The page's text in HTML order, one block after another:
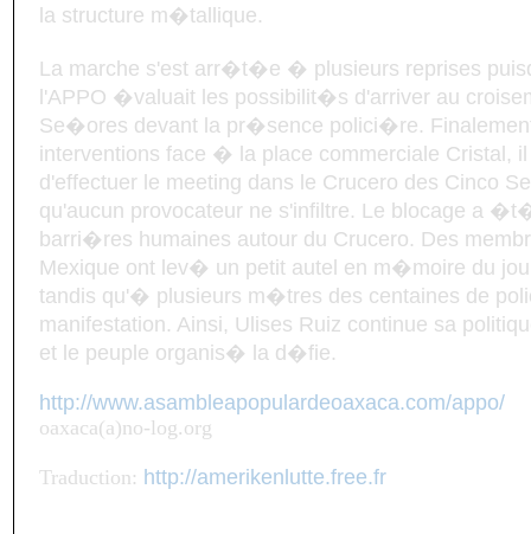
la structure m�tallique.
La marche s'est arr�t�e � plusieurs reprises
l'APPO �valuait les possibilit�s d'arriver au
Se�ores devant la pr�sence polici�re.
interventions face � la place commerciale
d'effectuer le meeting dans le Crucero des Cinco
qu'aucun provocateur ne s'infiltre. Le blocage a
barri�res humaines autour du Crucero. Des
Mexique ont lev� un petit autel en m�moire du
tandis qu'� plusieurs m�tres des centaines de
manifestation. Ainsi, Ulises Ruiz continue sa
et le peuple organis� la d�fie.
http://www.asambleapopulardeoaxaca.com/appo/
oaxaca(a)no-log.org
Traduction: http://amerikenlutte.free.fr